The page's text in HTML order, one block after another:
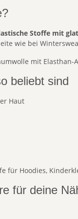
Stoffe mit
wie bei
mit
beliebt sind
Haut
für Hoodies,
für deine